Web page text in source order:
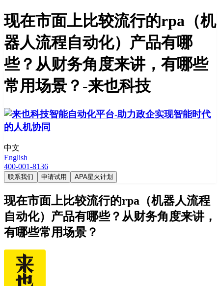
现在市面上比较流行的rpa（机
器人流程自动化）产品有哪
些？从财务角度来讲，有哪些
常用场景？-来也科技
中文
English
400-001-8136
联系我们 申请试用 APA星火计划
现在市面上比较流行的rpa（机器人流程
自动化）产品有哪些？从财务角度来讲，
有哪些常用场景？